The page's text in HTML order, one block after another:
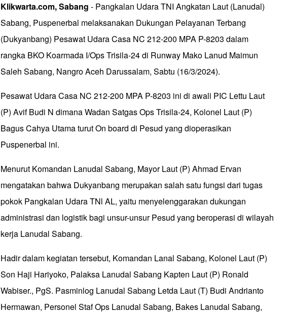
Klikwarta.com, Sabang - Pangkalan Udara TNI Angkatan Laut (Lanudal)
Sabang, Puspenerbal melaksanakan Dukungan Pelayanan Terbang
(Dukyanbang) Pesawat Udara Casa NC 212-200 MPA P-8203 dalam
rangka BKO Koarmada I/Ops Trisila-24 di Runway Mako Lanud Maimun
Saleh Sabang, Nangro Aceh Darussalam, Sabtu (16/3/2024).
Pesawat Udara Casa NC 212-200 MPA P-8203 ini di awali PIC Lettu Laut
(P) Avif Budi N dimana Wadan Satgas Ops Trisila-24, Kolonel Laut (P)
Bagus Cahya Utama turut On board di Pesud yang dioperasikan
Puspenerbal ini.
Menurut Komandan Lanudal Sabang, Mayor Laut (P) Ahmad Ervan
mengatakan bahwa Dukyanbang merupakan salah satu fungsi dari tugas
pokok Pangkalan Udara TNl AL, yaitu menyelenggarakan dukungan
administrasi dan logistik bagi unsur-unsur Pesud yang beroperasi di wilayah
kerja Lanudal Sabang.
Hadir dalam kegiatan tersebut, Komandan Lanal Sabang, Kolonel Laut (P)
Son Haji Hariyoko, Palaksa Lanudal Sabang Kapten Laut (P) Ronald
Wabiser., PgS. Pasminlog Lanudal Sabang Letda Laut (T) Budi Andrianto
Hermawan, Personel Staf Ops Lanudal Sabang, Bakes Lanudal Sabang,